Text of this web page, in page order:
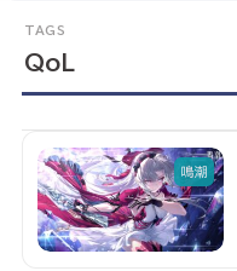
QoL
鳴潮